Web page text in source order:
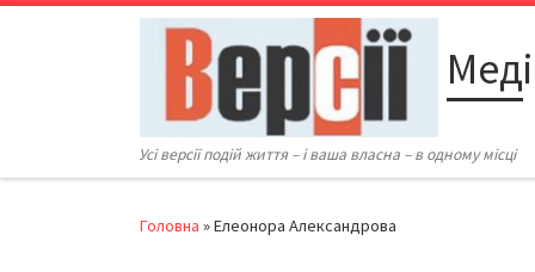
Перейти до вмісту
Усі версії подій життя – і ваша власна – в одному місці
Головна »Елеонора Александрова